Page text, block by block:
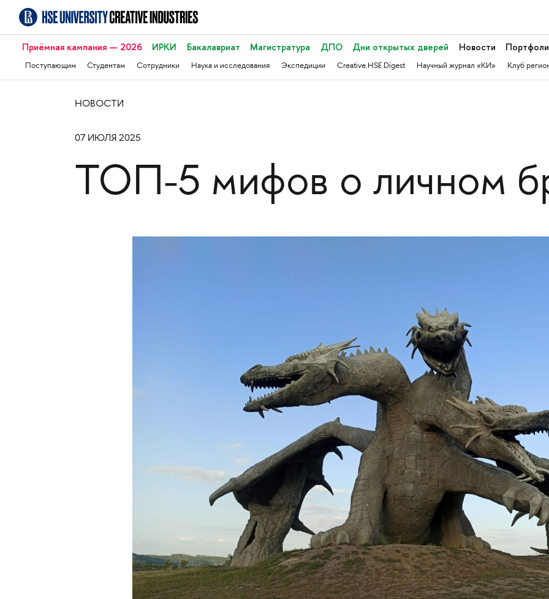
Приёмная кампания — 2026 ИРКИ Бакалавриат Магистратура ДПО Дни открытых дверей Новости
Поступающим Студентам Сотрудники Наука и исследования Экспедиции Creative.HSE Digest Научный журнал «КИ» Клуб
НОВОСТИ
07 ИЮЛЯ 2025
ТОП-5 мифов о личном